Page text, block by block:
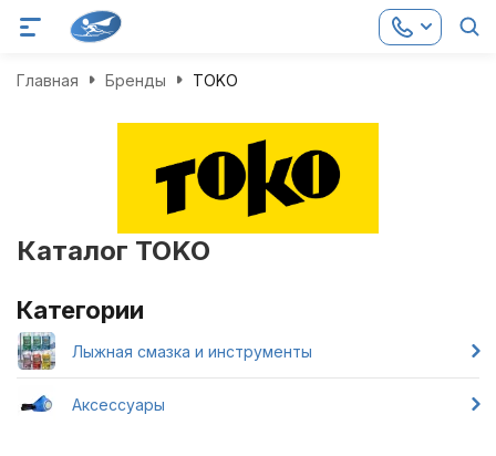
Главная Бренды TOKO
Каталог TOKO
Категории
Лыжная смазка и инструменты
Аксессуары